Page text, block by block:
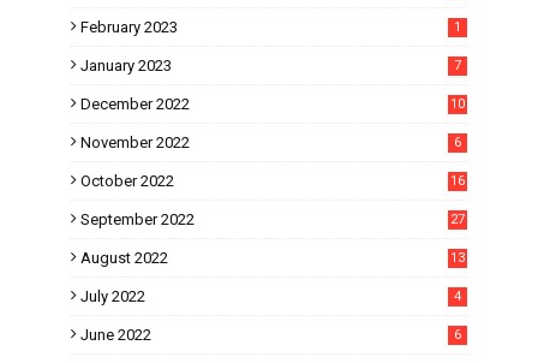
February 2023 1
January 2023 7
December 2022 10
November 2022 6
October 2022 16
September 2022 27
August 2022 13
July 2022 4
June 2022 6